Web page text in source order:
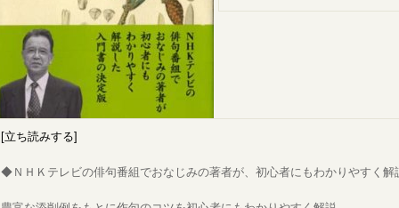
[立ち読みする]
◆ＮＨＫテレビの俳句番組でおなじみの著者が、初心者にもわかりやすく解